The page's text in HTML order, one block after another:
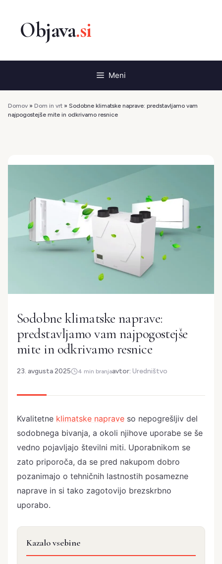
vsebino
Meni
Domov » Dom in vrt » Sodobne klimatske naprave: predstavljamo vam
najpogostejše mite in odkrivamo resnice
Sodobne klimatske naprave:
predstavljamo vam najpogostejše
mite in odkrivamo resnice
23. avgusta 2025 4 min branjaavtor: Uredništvo
Kvalitetne klimatske naprave so nepogrešljiv del
sodobnega bivanja, a okoli njihove uporabe se še
vedno pojavljajo številni miti. Uporabnikom se
zato priporoča, da se pred nakupom dobro
pozanimajo o tehničnih lastnostih posamezne
naprave in si tako zagotovijo brezskrbno
uporabo.
Kazalo vsebine